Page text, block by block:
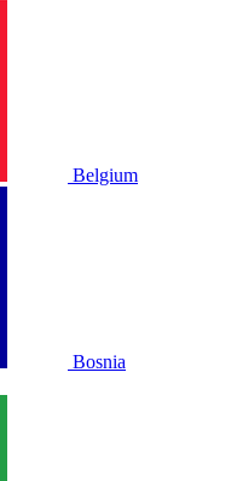
Belgium
Bosnia